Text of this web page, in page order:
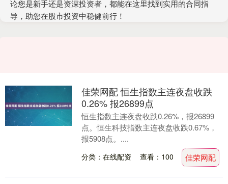
论您是新手还是资深投资者，都能在这里找到实用的合同指
导，助您在股市投资中稳健前行！
佳荣网配 恒生指数主连夜盘收跌
0.26% 报26899点
恒生指数主连夜盘收跌0.26%，报26899
点。恒生科技指数主连夜盘收跌0.67%，
报5908点。....
分类：在线配资 查看：100 佳荣网配